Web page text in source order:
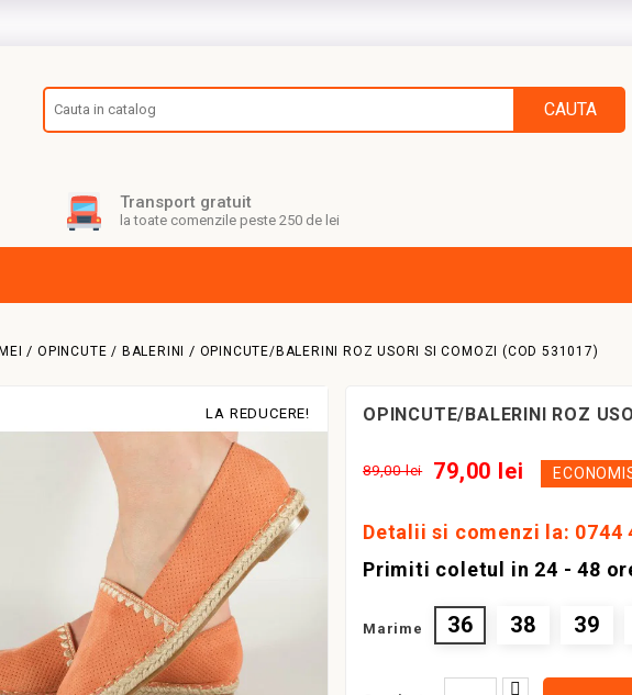
CAUTA
Transport gratuit
la toate comenzile peste 250 de lei
OPINCUTE / BALERINI OPINCUTE/BALERINI ROZ USORI SI COMOZI (COD 531017)
LA REDUCERE! OPINCUTE/BALERINI ROZ
89,00 lei 79,00 lei
Detalii si comenzi la: 0744
Primiti coletul in 24 - 48
Marime 36 38 39